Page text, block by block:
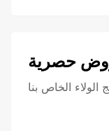
حصرية
الخاص بنا